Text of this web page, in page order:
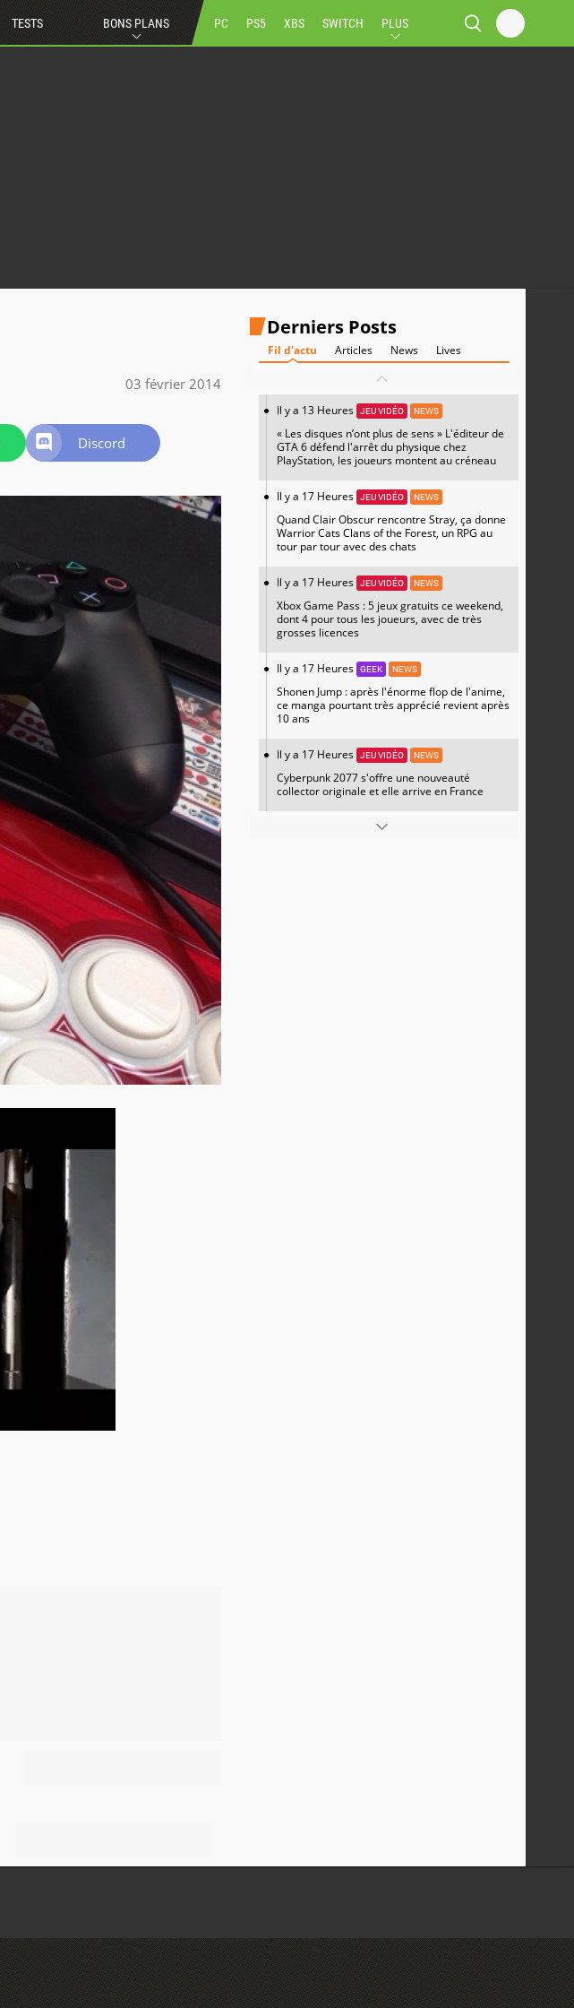
TESTS BONS PLANS PC PS5 XBS SWITCH PLUS
03 février 2014
Discord
Derniers Posts
Fil d'actu Articles News Lives
Il y a 13 Heures JEU VIDÉO NEWS
« Les disques n’ont plus de sens » L'éditeur de
GTA 6 défend l'arrêt du physique chez
PlayStation, les joueurs montent au créneau
Il y a 17 Heures JEU VIDÉO NEWS
Quand Clair Obscur rencontre Stray, ça donne
Warrior Cats Clans of the Forest, un RPG au
tour par tour avec des chats
Il y a 17 Heures JEU VIDÉO NEWS
Xbox Game Pass : 5 jeux gratuits ce weekend,
dont 4 pour tous les joueurs, avec de très
grosses licences
Il y a 17 Heures GEEK NEWS
Shonen Jump : après l'énorme flop de l'anime,
ce manga pourtant très apprécié revient après
10 ans
Il y a 17 Heures JEU VIDÉO NEWS
Cyberpunk 2077 s'offre une nouveauté
collector originale et elle arrive en France